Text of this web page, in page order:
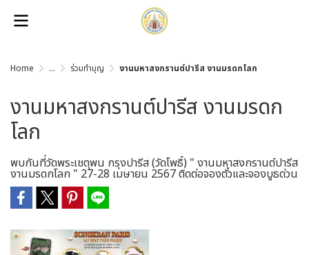
Home ... ร่วมทำบุญ งานมหาสงกรานต์ปารีส งานมรดกโลก
งานมหาสงกรานต์ปารีส งานมรดก
โลก
พบกันที่วัดพระเชตุพน กรุงปารีส (วัดโพธิ์) " งานมหาสงกรานต์ปารีส
งานมรดกโลก " 27-28 เมษายน 2567 ติดต่อจองตั๋วและจองบูธด่วน